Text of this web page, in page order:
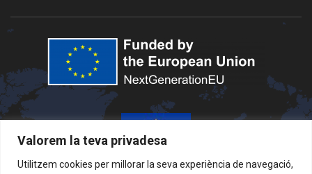
Valorem la teva privadesa
Utilitzem cookies per millorar la seva experiència de navegació,